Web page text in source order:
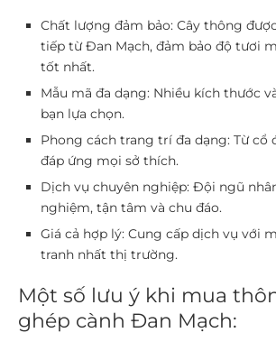
Chất lượng đảm bảo: Cây thông
tiếp từ Đan Mạch, đảm bảo độ tươi
tốt nhất.
Mẫu mã đa dạng: Nhiều kích thước
bạn lựa chọn.
Phong cách trang trí đa dạng: Từ cổ
đáp ứng mọi sở thích.
Dịch vụ chuyên nghiệp: Đội ngũ
nghiệm, tận tâm và chu đáo.
Giá cả hợp lý: Cung cấp dịch vụ với
tranh nhất thị trường.
Một số lưu ý khi mua
ghép cành Đan Mạch: